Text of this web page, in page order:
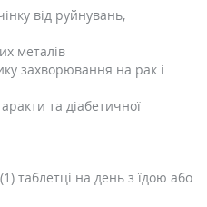
від руйнувань,
металів
захворювання на рак і
та діабетичної
таблетці на день з їдою або